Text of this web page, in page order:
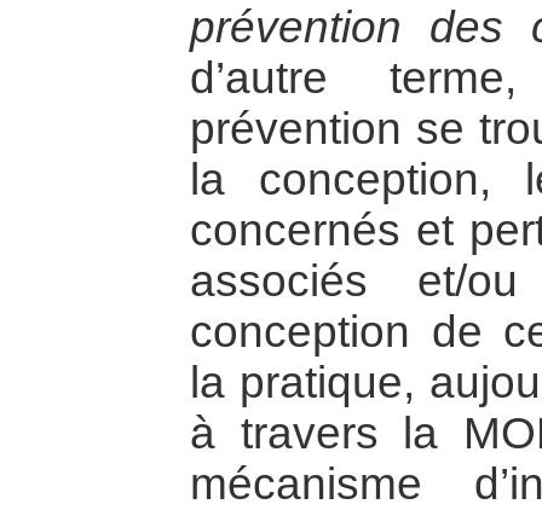
prévention des
d’autre
prévention se
la conception,
concernés et
associés et/
conception de
la pratique,
à travers la
mécanisme